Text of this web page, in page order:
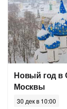
Новый год в
Москвы
30 дек в 10:00